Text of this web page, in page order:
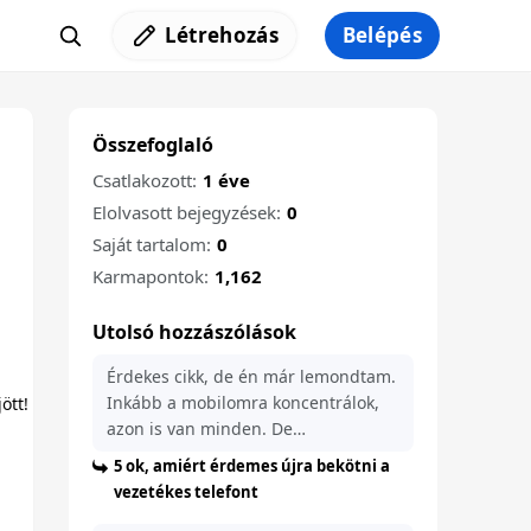
Létrehozás Belépés
Összefoglaló
Csatlakozott: 1 éve
Elolvasott bejegyzések: 0
Saját tartalom: 0
Karmapontok: 1,162
Utolsó hozzászólások
Érdekes cikk, de én már lemondtam.
Inkább a mobilomra koncentrálok,
azon is van minden. De…
5 ok, amiért érdemes újra bekötni a
vezetékes telefont